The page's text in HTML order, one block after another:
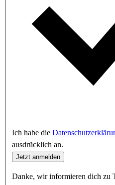
Ich habe die
ausdrücklich an.
Jetzt anmelden
Danke, wir informieren dich zu